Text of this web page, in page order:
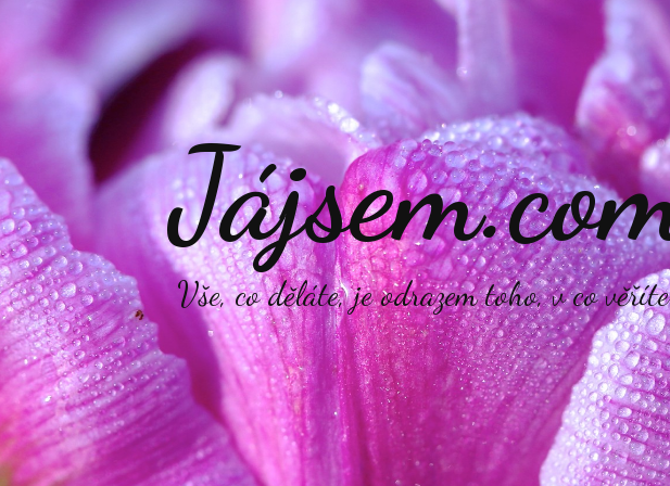
Vše, co děláte, je odrazem toho, v co